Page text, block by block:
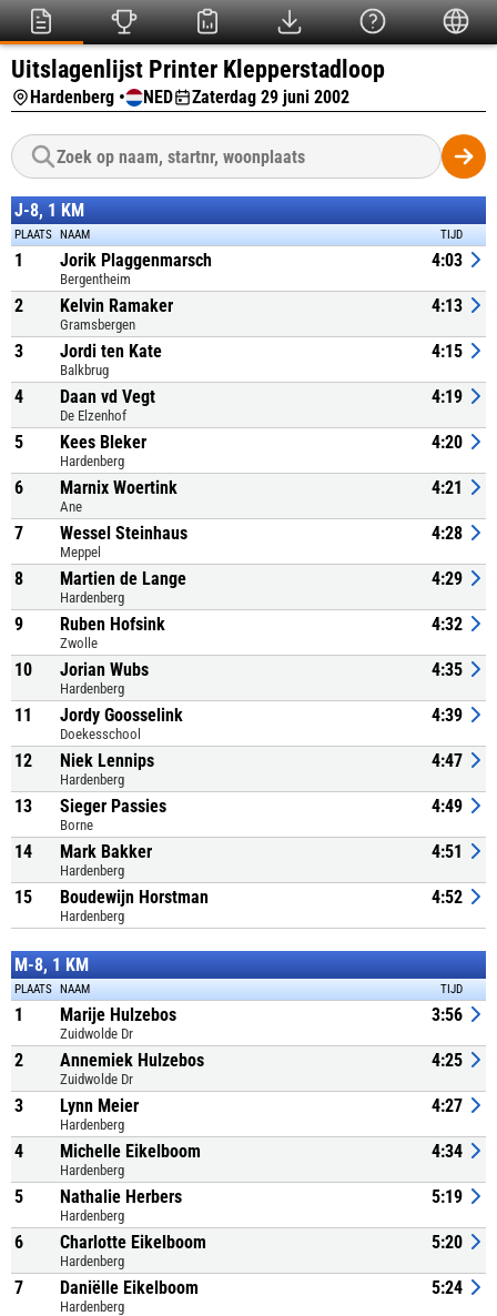
Uitslagenlijst Printer Klepperstadloop
Hardenberg • NED Zaterdag 29 juni 2002
J-8, 1 KM
PLAATS NAAM TIJD
1 Jorik Plaggenmarsch
Bergentheim
4:03
2 Kelvin Ramaker
Gramsbergen
4:13
3 Jordi ten Kate
Balkbrug
4:15
4 Daan vd Vegt
De Elzenhof
4:19
5 Kees Bleker
Hardenberg
4:20
6 Marnix Woertink
Ane
4:21
7 Wessel Steinhaus
Meppel
4:28
8 Martien de Lange
Hardenberg
4:29
9 Ruben Hofsink
Zwolle
4:32
10 Jorian Wubs
Hardenberg
4:35
11 Jordy Goosselink
Doekesschool
4:39
12 Niek Lennips
Hardenberg
4:47
13 Sieger Passies
Borne
4:49
14 Mark Bakker
Hardenberg
4:51
15 Boudewijn Horstman
Hardenberg
4:52
M-8, 1 KM
PLAATS NAAM TIJD
1 Marije Hulzebos
Zuidwolde Dr
3:56
2 Annemiek Hulzebos
Zuidwolde Dr
4:25
3 Lynn Meier
Hardenberg
4:27
4 Michelle Eikelboom
Hardenberg
4:34
5 Nathalie Herbers
Hardenberg
5:19
6 Charlotte Eikelboom
Hardenberg
5:20
7 Daniëlle Eikelboom
Hardenberg
5:24